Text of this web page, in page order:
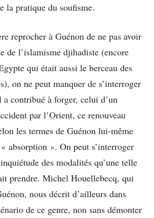
la pratique du soufisme.
reprocher à Guénon de ne pas avoir
de l’islamisme djihadiste (encore
qui était aussi le berceau des
on ne peut manquer de s’interroger
a contribué à forger, celui d’un
par l’Orient, ce renouveau
les termes de Guénon lui-même
absorption ». On peut s’interroger
des modalités qu’une telle
prendre. Michel Houellebecq, qui
nous décrit d’ailleurs dans
de ce genre, non sans démonter